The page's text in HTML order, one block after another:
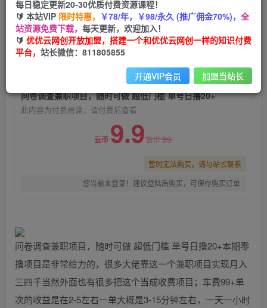
20+
优优云网创
2年前发布
关注 私信
问卷调查兼职项目，随时可做 超低门槛 单号日撸20+
此内容为付费阅读，请付费后查看
云币 9.9云币99
暂时无法购买，请与站长联系
您当前未登录！建议登陆后购买，可保存购买订单
问卷调查兼职项目，随时可做 超低门槛 单号日撸20+本期零
撸项目是非常给力的，很多大佬靠这一个兼职项目实现月入
三四千当然外面也有很多把这个当成收费项目；车费99+单
次的收益是在2-5左右一单大概是3-15分钟左右，一天一小时
每日稳定更新20-30优质付费资源课程！
🔰 本站VIP 限时特惠， ￥78/年，￥98/永久 (推广佣金70%)， 全
站资源免费下载， 每天更新，欢迎加入！
🔰 优优云网创开放加盟，搭建一个和优优云网创一样的知识付费
平台， 站长微信：811805855
开通VIP会员 加盟当站长